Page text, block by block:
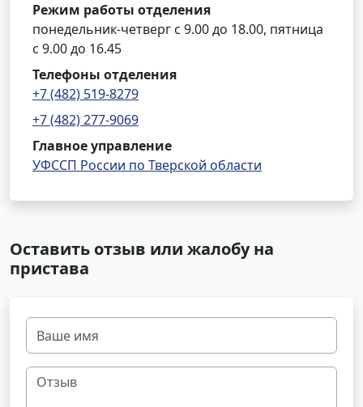
Режим работы отделения
понедельник-четверг с 9.00 до 18.00, пятница
с 9.00 до 16.45
Телефоны отделения
+7 (482) 519-8279
+7 (482) 277-9069
Главное управление
УФССП России по Тверской области
Оставить отзыв или жалобу на
пристава